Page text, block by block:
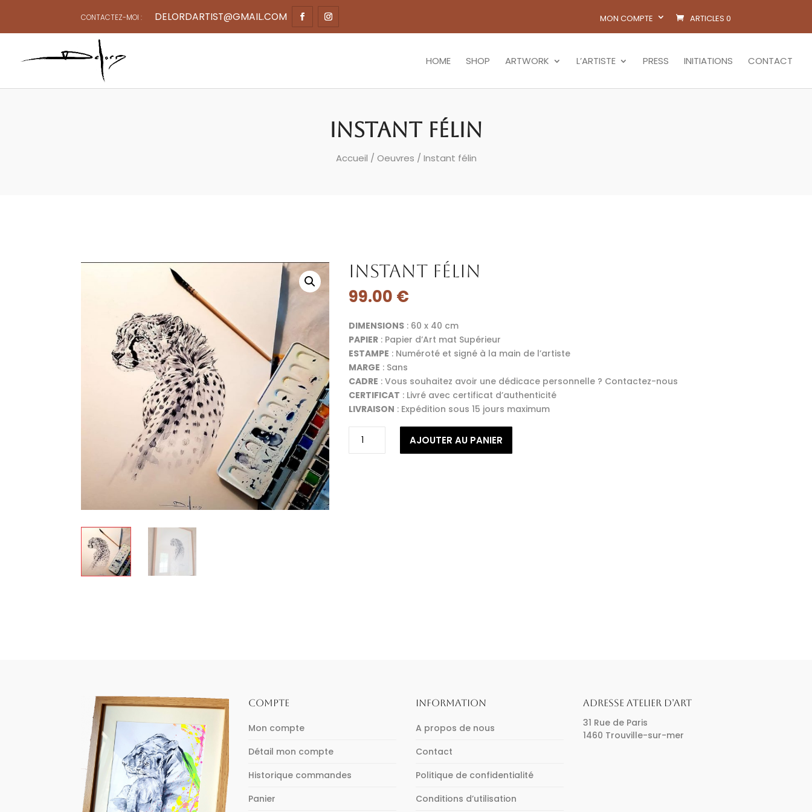
CONTACTEZ-MOI : DELORDARTIST@GMAIL.COM MON COMPTE ARTICLES 0
HOME SHOP ARTWORK L’ARTISTE PRESS INITIATIONS CONTACT
Instant félin
Accueil / Oeuvres / Instant félin
Instant félin
99.00 €
DIMENSIONS : 60 x 40 cm
PAPIER : Papier d’Art mat Supérieur
ESTAMPE : Numéroté et signé à la main de l’artiste
MARGE : Sans
CADRE : Vous souhaitez avoir une dédicace personnelle ? Contactez-nous
CERTIFICAT : Livré avec certificat d’authenticité
LIVRAISON : Expédition sous 15 jours maximum
AJOUTER AU PANIER
COMPTE
Mon compte
Détail mon compte
Historique commandes
Panier
INFORMATION
A propos de nous
Contact
Politique de confidentialité
Conditions d’utilisation
ADRESSE ATELIER D’ART
31 Rue de Paris
1460 Trouville-sur-mer